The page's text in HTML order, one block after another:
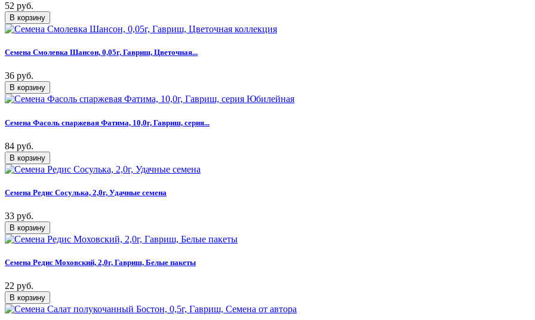
52 руб.
Семена Смолевка Шансон, 0,05г, Гавриш, Цветочная...
36 руб.
Семена Фасоль спаржевая Фатима, 10,0г, Гавриш, серия...
84 руб.
Семена Редис Сосулька, 2,0г, Удачные семена
33 руб.
Семена Редис Моховский, 2,0г, Гавриш, Белые пакеты
22 руб.